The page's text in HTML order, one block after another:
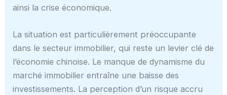
ainsi la crise économique.
La situation est particulièrement préoccupante
dans le secteur immobilier, qui reste un levier clé de
l’économie chinoise. Le manque de dynamisme du
marché immobilier entraîne une baisse des
investissements. La perception d’un risque accru